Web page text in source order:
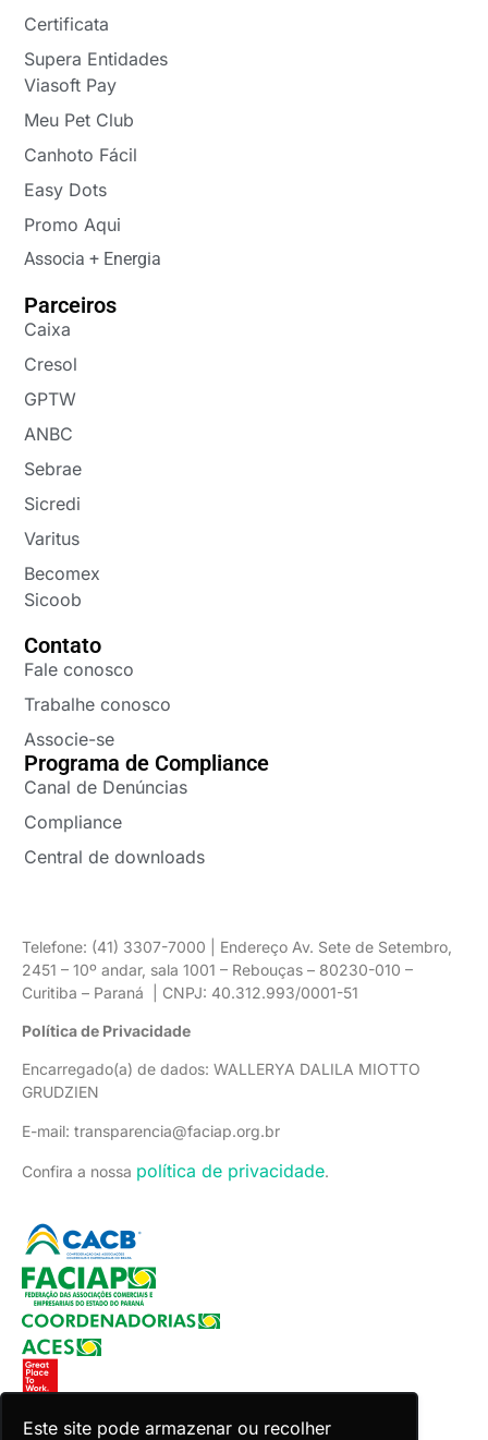
Este site pode armazenar ou recolher
Certificata
Supera Entidades
Viasoft Pay
Meu Pet Club
Canhoto Fácil
Easy Dots
Promo Aqui
Associa + Energia
Parceiros
Caixa
Cresol
GPTW
ANBC
Sebrae
Sicredi
Varitus
Becomex
Sicoob
Contato
Fale conosco
Trabalhe conosco
Associe-se
Programa de Compliance
Canal de Denúncias
Compliance
Central de downloads
Telefone: (41) 3307-7000 | Endereço Av. Sete de Setembro,
2451 – 10º andar, sala 1001 – Rebouças – 80230-010 –
Curitiba – Paraná | CNPJ: 40.312.993/0001-51
Política de Privacidade
Encarregado(a) de dados: WALLERYA DALILA MIOTTO
GRUDZIEN
E-mail: transparencia@faciap.org.br
Confira a nossa política de privacidade.